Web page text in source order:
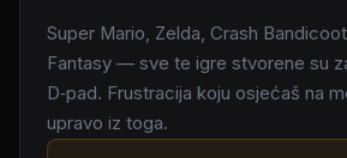
Super Mario, Zelda, Crash
Fantasy — sve te igre stvorene su
D‑pad. Frustracija koju osjećaš na
upravo iz toga.